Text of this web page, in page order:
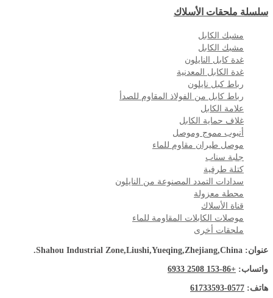
سلسلة ملحقات الأسلاك
مشبك الكابل
مشبك الكابل
غدة كابل النايلون
غدة الكابل المعدنية
رباط كبل نايلون
رباط كابل من الفولاذ المقاوم للصدأ
علامة الكابل
غلاف حماية الكابل
أنبوب مموج وموصل
موصل طيران مقاوم للماء
جلبة سناب
كتلة طرفية
سدادات التمدد المصنوعة من النايلون
محطة معزولة
قناة الأسلاك
موصلات الكابلات المقاومة للماء
ملحقات أخرى
عنوان: Shahou Industrial Zone,Liushi,Yueqing,Zhejiang,China.
واتساب: +86-153 2508 6933
هاتف: 0577-61733593